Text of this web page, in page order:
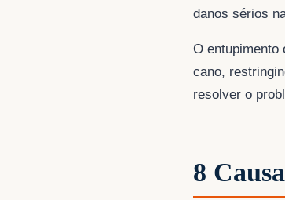
danos sérios
O entupimento
cano,
resolver o
8